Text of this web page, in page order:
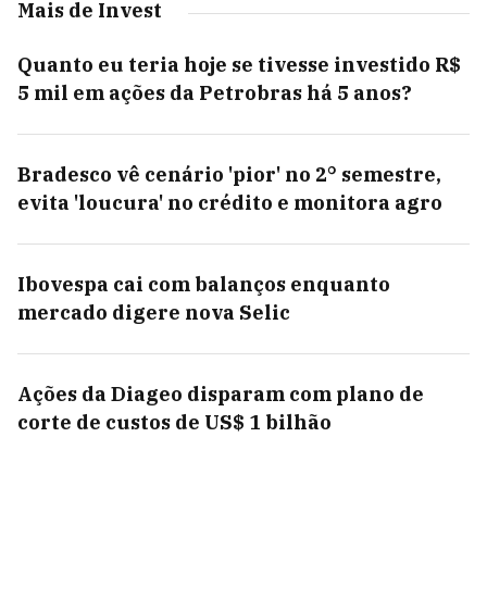
Mais de Invest
Quanto eu teria hoje se tivesse investido R$
5 mil em ações da Petrobras há 5 anos?
Bradesco vê cenário 'pior' no 2° semestre,
evita 'loucura' no crédito e monitora agro
Ibovespa cai com balanços enquanto
mercado digere nova Selic
Ações da Diageo disparam com plano de
corte de custos de US$ 1 bilhão